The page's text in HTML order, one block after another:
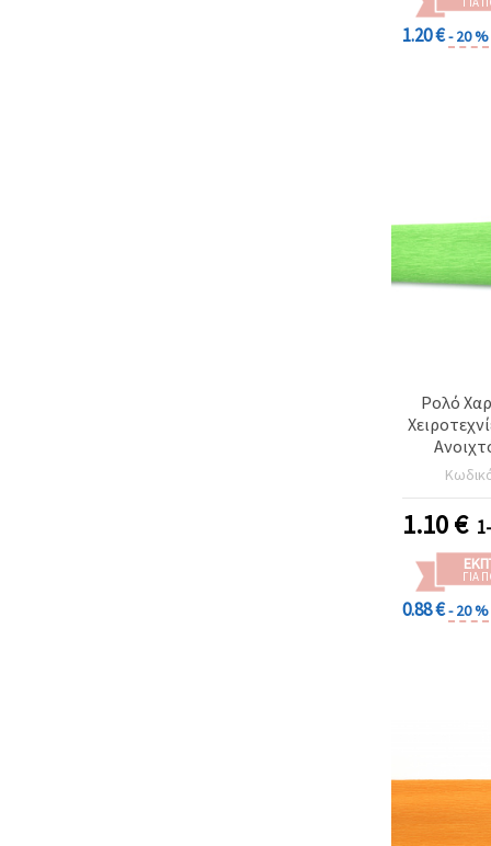
1.20 €- 20 %
Ρολό
1.10€
ΓΙΑ
0.88 €- 20 %